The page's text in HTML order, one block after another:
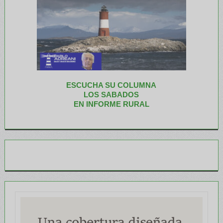
ESCUCHA SU COLUMNA
LOS SABADOS
EN INFORME RURAL